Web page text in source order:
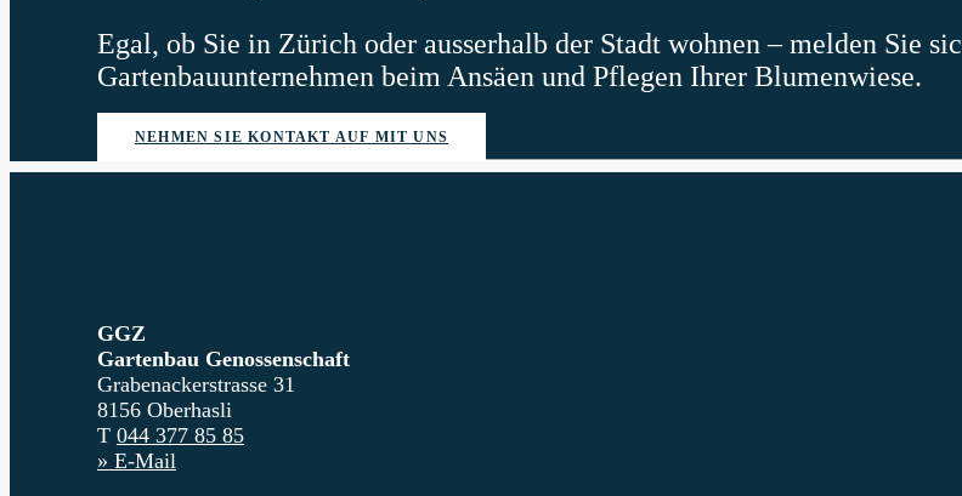
Egal, ob Sie in Zürich oder ausserhalb der Stadt wohnen – melden Sie
Gartenbauunternehmen beim Ansäen und Pflegen Ihrer Blumenwiese.
NEHMEN SIE KONTAKT AUF MIT UNS
GGZ
Gartenbau Genossenschaft
Grabenackerstrasse 31
8156 Oberhasli
T 044 377 85 85
» E-Mail